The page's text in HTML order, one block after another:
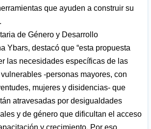
que ayuden a construir su
de Género y Desarrollo
Ybars, destacó que “esta propuesta
las necesidades específicas de las
-personas mayores, con
mujeres y disidencias- que
atravesadas por desigualdades
y de género que dificultan el acceso
y crecimiento. Por eso